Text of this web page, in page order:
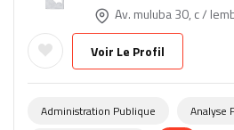
Av. muluba 30, c /
Voir Le Profil
Administration Publique
Analyse